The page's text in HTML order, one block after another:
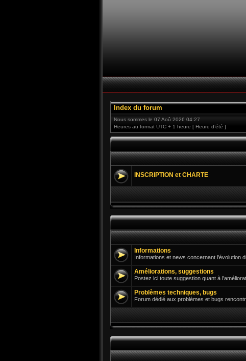
Index du forum
Nous sommes le 07 Aoû 2026 04:27
Heures au format UTC + 1 heure [ Heure d’été ]
INSCRIPTION et CHARTE
Informations
Informations et news concernant l'évolution
Améliorations, suggestions
Postez ici toute suggestion quant à
Problèmes techniques, bugs
Forum dédié aux problèmes et bugs